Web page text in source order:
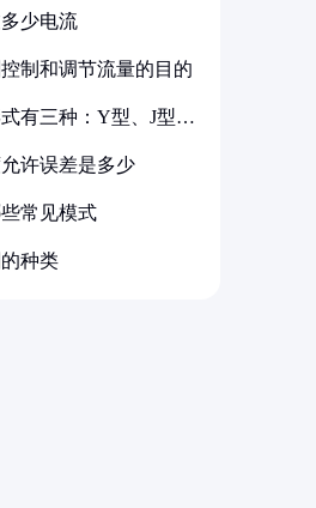
少电流
制和调节流量的目的
有三种：Y型、J型、
许误差是多少
常见模式
种类